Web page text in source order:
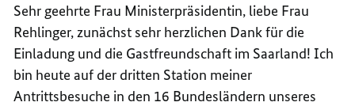
Sehr geehrte Frau Ministerpräsidentin, liebe Frau
Rehlinger, zunächst sehr herzlichen Dank für die
Einladung und die Gastfreundschaft im Saarland! Ich
bin heute auf der dritten Station meiner
Antrittsbesuche in den 16 Bundesländern unseres